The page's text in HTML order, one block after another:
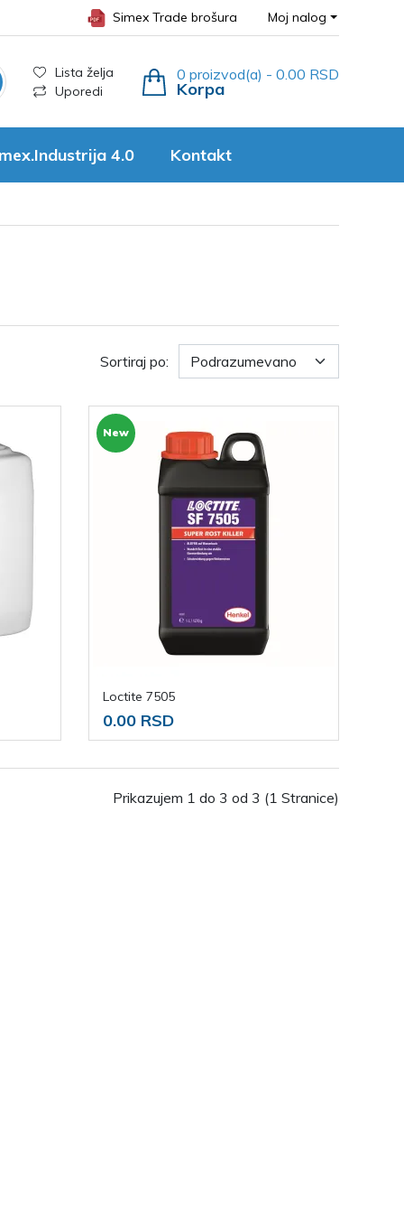
Simex Trade brošura Moj nalog
Lista želja
Uporedi
Korpa
0 proizvod(a) - 0.00 RSD
4.0 Kontakt
Sortiraj po:
New
Loctite 7505
0.00 RSD
Prikazujem 1 do 3 od 3 (1 Stranice)